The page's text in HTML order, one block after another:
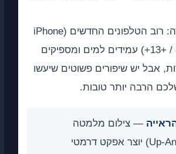
התשובה הקצרה: רוב הטלפונים החדשים (iPhone
13+ / Samsung S22+) עמידים למים ומספיקים
אבל יש שיפורים פשוטים שיעשו
הרבה יותר טובות.
— צילום מלמטה
למעלה (Up-Angle) יוצר אפקט דרמטי